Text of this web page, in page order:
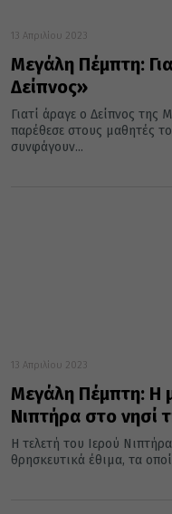
13 Απριλίου 2023
Μεγάλη Πέμπτη:
Δείπνος»
Γιατί άραγε ο Δείπνος της
παρέθεσε στους μαθητές
συνφάγουν...
13 Απριλίου 2023
Μεγάλη Πέμπτη: Η
Νιπτήρα στο νησί
Η τελετή του Ιερού
θρησκευτικά έθιμα, τα